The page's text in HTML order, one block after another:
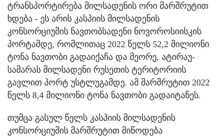
ტრანსპორტირება მილსადენის ორი მარშრუტით
ხდება - ეს არის კასპიის მილსადენის
კონსორციუმის ნავთობსადენი ნოვოროსიისკის
პორტამდე, რომლითაც 2022 წელს 52,2 მილიონი
ტონა ნავთობი გადაიქაჩა და მეორე, ატირაუ-
სამარას მილსადენი რუსეთის ტერიტორიის
გავლით პორტ უსტლუგამდე. ამ მარშრუტით 2022
წელს 8,4 მილიონი ტონა ნავთობი გადაიტანეს.
თუმცა გასულ წელს კასპიის მილსადენის
კონსორციუმის მარშრუტით მიწოდება